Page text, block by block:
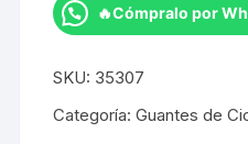
Guantes
Mitones
S252
🔥Cómpralo por
SKU: 35307
Categoría:Guantes de